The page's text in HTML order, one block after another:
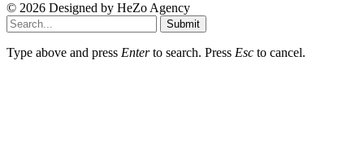
© 2026 Designed by HeZo Agency
Submit
Type above and press Enterto search. Press Esc to cancel.